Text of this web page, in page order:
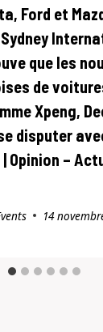
Ford et
que les
de
Xpeng,
disputer
Opinion –
14